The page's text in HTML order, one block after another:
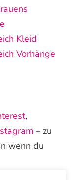
Kleid
Vorhänge
,
– zu
wenn du